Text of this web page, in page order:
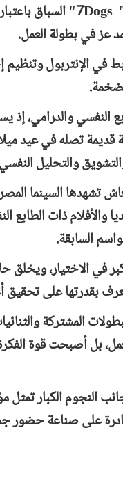
Dogs 7" السباق
عز في بطولة العمل.
في الإنتربول
والدرامي، إذ
تصله في عيد
والتحليل
تشهدها السينما
والأفلام ذات الطابع
السابقة.
في الاختيار، ويخلق
بقدرتها على تحقيق
المشتركة
بل أصبحت قوة
النجوم الكبار تمثل
على صناعة حضور